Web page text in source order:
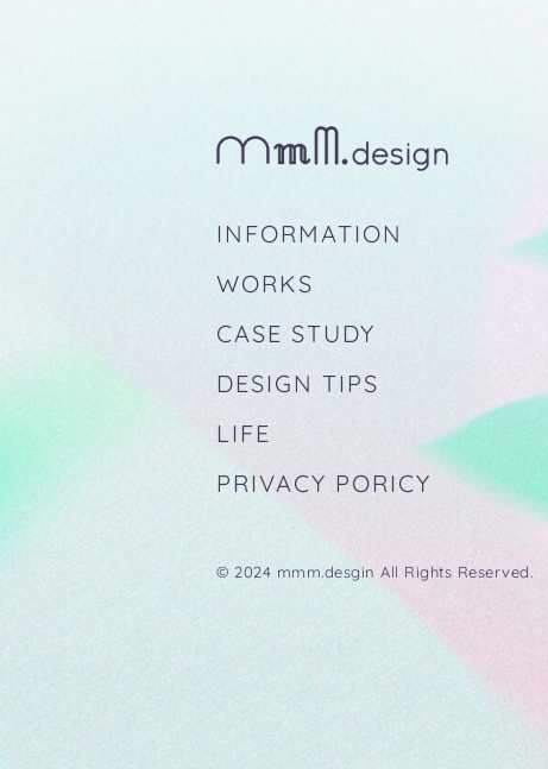
INFORMATION
WORKS
CASE STUDY
DESIGN TIPS
LIFE
PRIVACY PORICY
© 2024 mmm.desgin All Rights Reserved.